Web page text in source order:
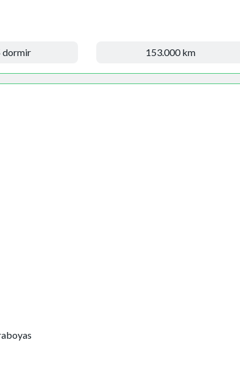
dormir 153.000 km